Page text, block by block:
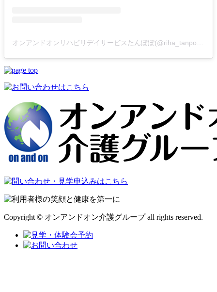
Copyright © オンアンドオン介護グループ all rights reserved.